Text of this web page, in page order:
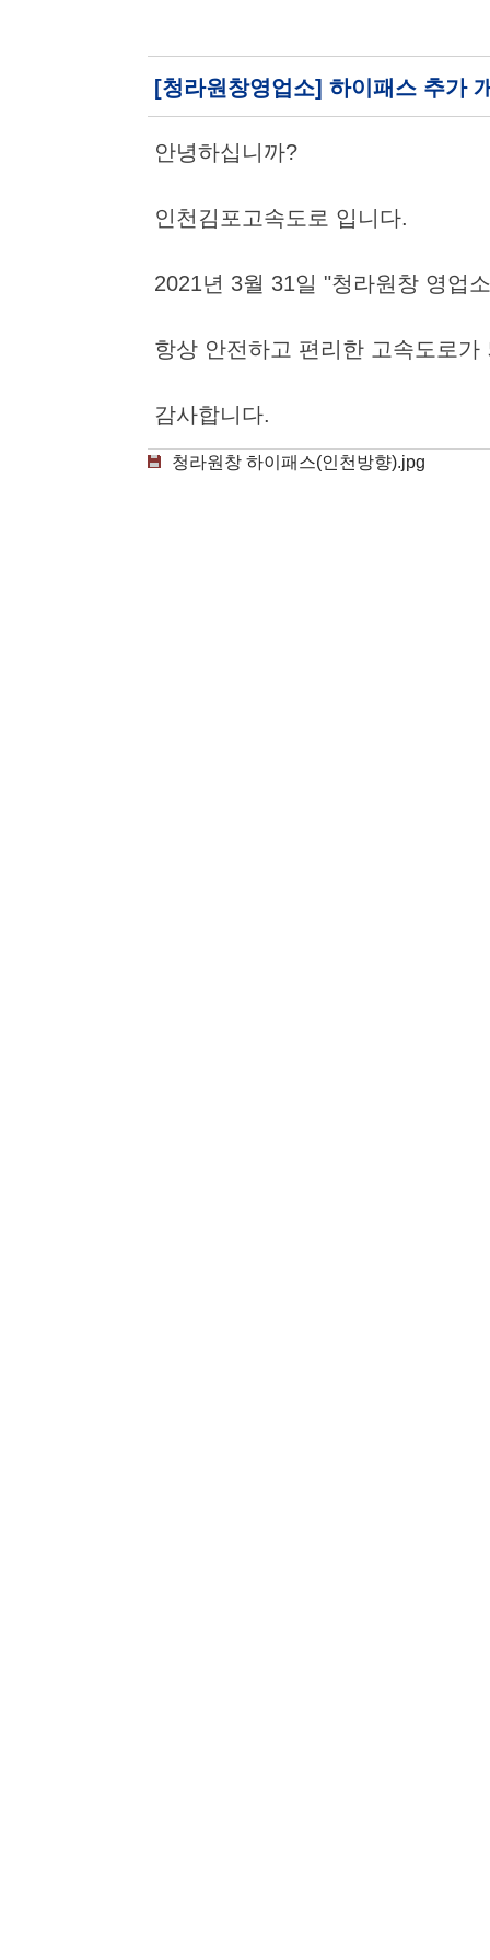
[청라원창영업소] 하이패스 추가
안녕하십니까?
인천김포고속도로 입니다.
2021년 3월 31일 "청라원창 영업
항상 안전하고 편리한 고속도로
감사합니다.
청라원창 하이패스(인천방향).jpg